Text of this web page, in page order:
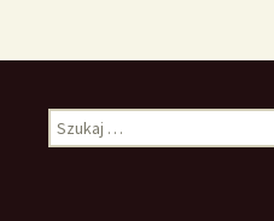
Szukaj: